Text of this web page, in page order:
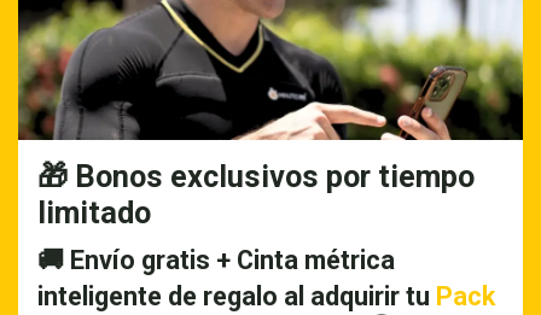
🎁 Bonos exclusivos por tiempo
limitado
🚚 Envío gratis + Cinta métrica
inteligente de regalo al adquirir tu Pack